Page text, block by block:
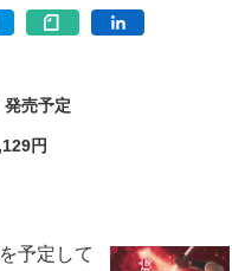
売予定
円
予定して